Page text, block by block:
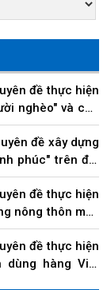
đề thực hiện
nghèo" và các
đề xây dựng
phúc" trên địa
đề thực hiện
nông thôn mới,
đề thực hiện
dùng hàng Việt